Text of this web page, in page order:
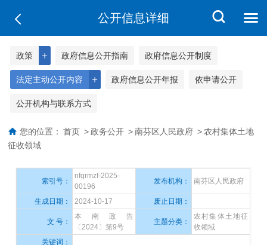
公开信息详细
＋
政策 政府信息公开指南 政府信息公开制度
＋
法定主动公开内容 政府信息公开年报 依申请公开
公开机构与联系方式
您的位置： 首页 > 政务公开 > 南芬区人民政府 > 农村集体土地
征收领域
索引号：
nfqrmzf-2025-
00196
发布机构： 南芬区人民政府
生成日期： 2024-10-17 废止日期：
文 号：
本南政告
〔2024〕第9号
主题分类：
农村集体土地征
收领域
关键词：